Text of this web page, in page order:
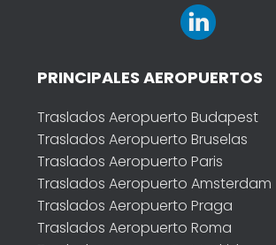
PRINCIPALES AEROPUERTOS
Traslados Aeropuerto Budapest
Traslados Aeropuerto Bruselas
Traslados Aeropuerto Paris
Traslados Aeropuerto Amsterdam
Traslados Aeropuerto Praga
Traslados Aeropuerto Roma